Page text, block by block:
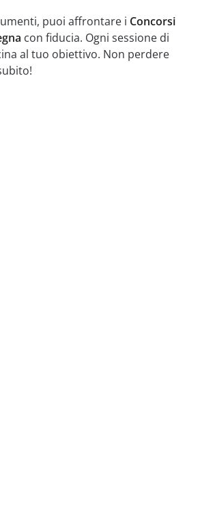
puoi affrontare i Concorsi
con fiducia. Ogni sessione di
al tuo obiettivo. Non perdere